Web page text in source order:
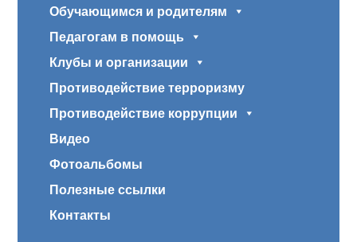
Обучающимся и родителям
Педагогам в помощь
Клубы и организации
Противодействие терроризму
Противодействие коррупции
Видео
Фотоальбомы
Полезные ссылки
Контакты